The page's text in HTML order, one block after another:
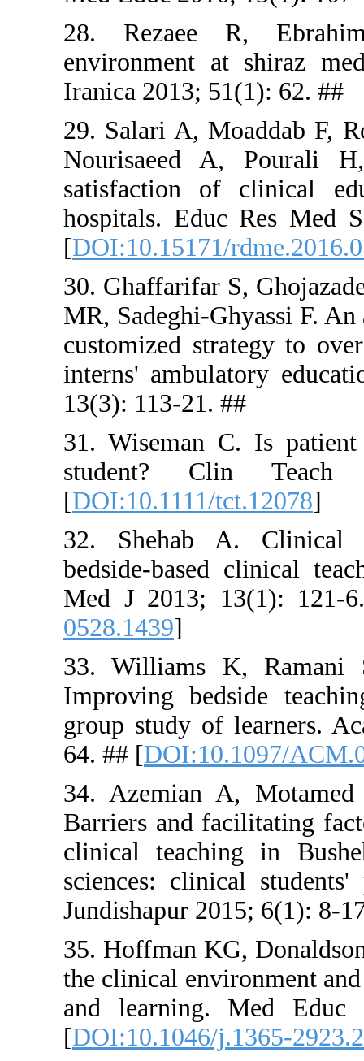
28.
Iranica
29. Salari
hospitals.
[
30.
MR,
interns'
13(3): 113-
31.
[
32.
bedside-
Med J
33.
Improving
group
64. ## [
34.
Barriers
clinical
sciences:
35.
the clinical
and
[